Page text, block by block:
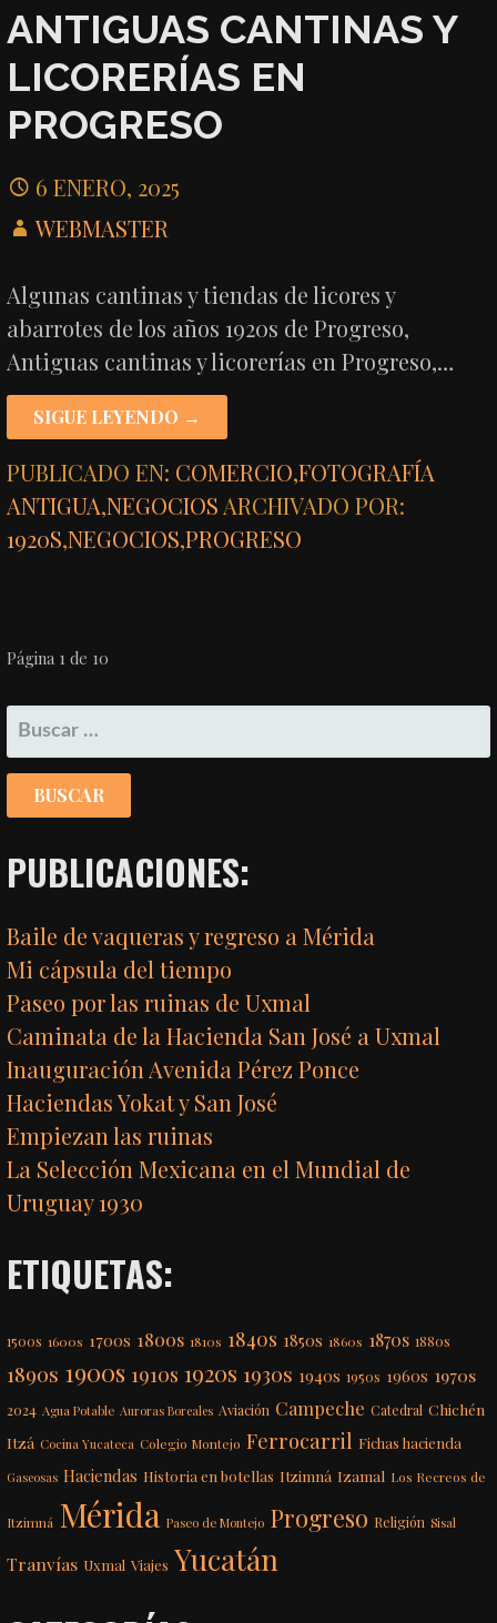
ANTIGUAS CANTINAS Y
LICORERÍAS EN
PROGRESO
6 ENERO, 2025
WEBMASTER
Algunas cantinas y tiendas de licores y
abarrotes de los años 1920s de Progreso,
Antiguas cantinas y licorerías en Progreso,…
SIGUE LEYENDO →
PUBLICADO EN: COMERCIO,FOTOGRAFÍA
ANTIGUA,NEGOCIOSARCHIVADO POR:
1920S,NEGOCIOS,PROGRESO
NAVEGACIÓN
POR
ENTRADA
Página 1 de 10
BUSCAR:
PUBLICACIONES:
Baile de vaqueras y regreso a Mérida
Mi cápsula del tiempo
Paseo por las ruinas de Uxmal
Caminata de la Hacienda San José a Uxmal
Inauguración Avenida Pérez Ponce
Haciendas Yokat y San José
Empiezan las ruinas
La Selección Mexicana en el Mundial de
Uruguay 1930
ETIQUETAS:
1500s 1600s 1700s 1800s 1810s 1840s 1850s 1860s 1870s 1880s
1890s 1900s 1910s 1920s 1930s 1940s 1950s 1960s 1970s
2024 Agua Potable Auroras Boreales Aviación Campeche Catedral Chichén
Itzá Cocina Yucateca Colegio Montejo Ferrocarril Fichas hacienda
Gaseosas Haciendas Historia en botellas Itzimná Izamal Los Recreos de
Itzimná Mérida Paseo de Montejo Progreso Religión Sisal
Tranvías Uxmal Viajes Yucatán